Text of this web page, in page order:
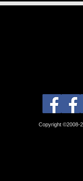
Copyright ©2008-